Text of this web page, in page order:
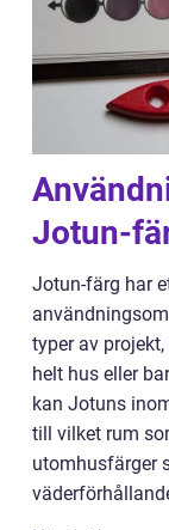
Jotun-
Jotun-färg har
typer av
helt hus eller
kan Jotuns
till vilket rum
utomhusfärger